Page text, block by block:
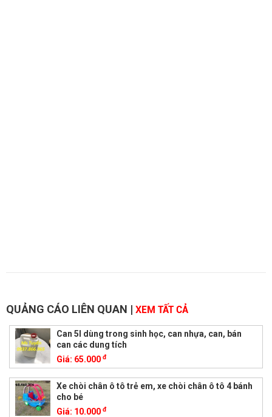
QUẢNG CÁO LIÊN QUAN | XEM TẤT CẢ
Can 5l dùng trong sinh học, can nhựa, can, bán
can các dung tích
Giá: 65.000 đ
Xe chòi chân ô tô trẻ em, xe chòi chân ô tô 4 bánh
cho bé
Giá: 10.000 đ